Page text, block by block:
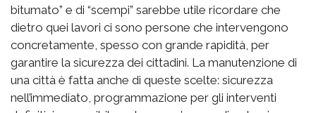
bitumato” e di “scempi” sarebbe utile ricordare che
dietro quei lavori ci sono persone che intervengono
concretamente, spesso con grande rapidità, per
garantire la sicurezza dei cittadini. La manutenzione di
una città è fatta anche di queste scelte: sicurezza
nell’immediato, programmazione per gli interventi